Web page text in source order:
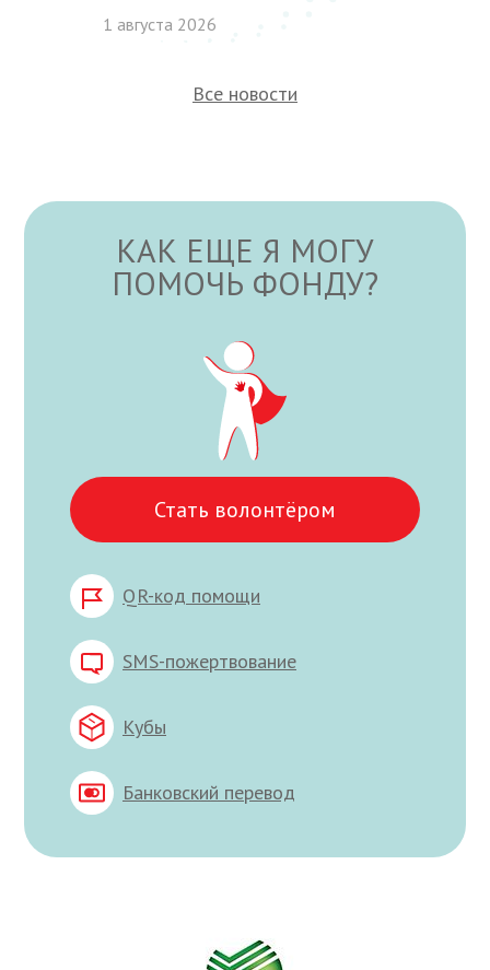
1 августа 2026
Все новости
КАК ЕЩЕ Я МОГУ
ПОМОЧЬ ФОНДУ?
Стать волонтёром
QR-код помощи
SMS-пожертвование
Кубы
Банковский перевод